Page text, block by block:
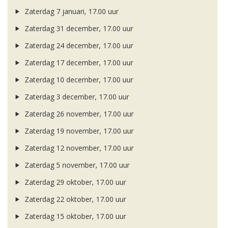
Zaterdag 7 januari, 17.00 uur
Zaterdag 31 december, 17.00 uur
Zaterdag 24 december, 17.00 uur
Zaterdag 17 december, 17.00 uur
Zaterdag 10 december, 17.00 uur
Zaterdag 3 december, 17.00 uur
Zaterdag 26 november, 17.00 uur
Zaterdag 19 november, 17.00 uur
Zaterdag 12 november, 17.00 uur
Zaterdag 5 november, 17.00 uur
Zaterdag 29 oktober, 17.00 uur
Zaterdag 22 oktober, 17.00 uur
Zaterdag 15 oktober, 17.00 uur